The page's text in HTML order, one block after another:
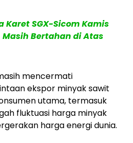
Karet SGX-Sicom Kamis
Masih Bertahan di Atas
mencermati
ekspor minyak sawit
utama, termasuk
fluktuasi harga minyak
harga energi dunia.